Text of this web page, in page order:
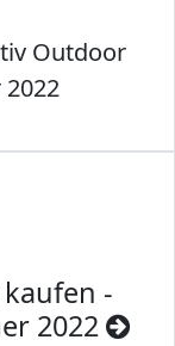
Outdoor
-
2022